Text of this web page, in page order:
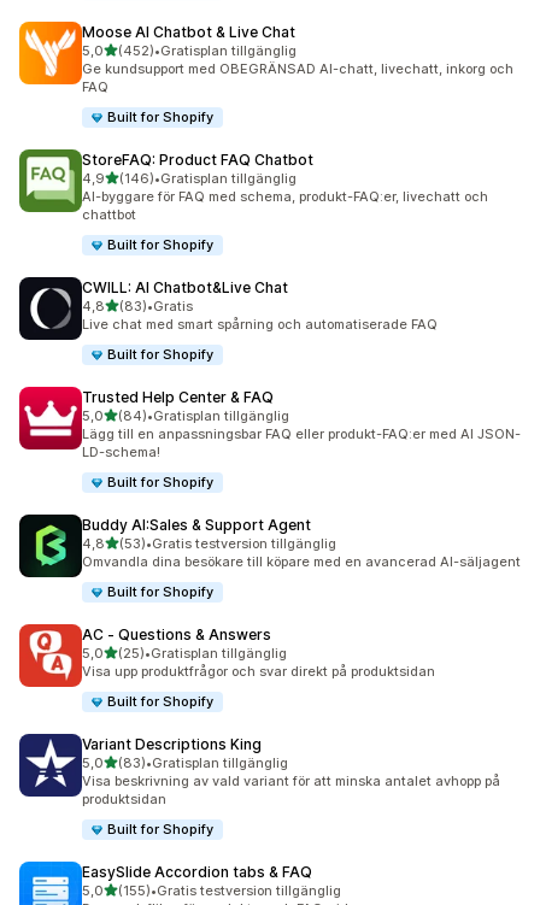
Moose AI Chatbot & Live Chat
5,0av 5 stjärnor
(452)
452 recensioner totalt
•Gratisplan tillgänglig
Ge kundsupport med OBEGRÄNSAD AI-chatt, livechatt, inkorg och
FAQ
Built for Shopify
StoreFAQ: Product FAQ Chatbot
4,9av 5 stjärnor
(146)
146 recensioner totalt
•Gratisplan tillgänglig
AI-byggare för FAQ med schema, produkt-FAQ:er, livechatt och
chattbot
Built for Shopify
CWILL: AI Chatbot&Live Chat
4,8av 5 stjärnor
(83)
83 recensioner totalt
•Gratis
Live chat med smart spårning och automatiserade FAQ
Built for Shopify
Trusted Help Center & FAQ
5,0av 5 stjärnor
(84)
84 recensioner totalt
•Gratisplan tillgänglig
Lägg till en anpassningsbar FAQ eller produkt-FAQ:er med AI JSON-
LD-schema!
Built for Shopify
Buddy AI:Sales & Support Agent
4,8av 5 stjärnor
(53)
53 recensioner totalt
•Gratis testversion tillgänglig
Omvandla dina besökare till köpare med en avancerad AI-säljagent
Built for Shopify
AC ‑ Questions & Answers
5,0av 5 stjärnor
(25)
25 recensioner totalt
•Gratisplan tillgänglig
Visa upp produktfrågor och svar direkt på produktsidan
Built for Shopify
Variant Descriptions King
5,0av 5 stjärnor
(83)
83 recensioner totalt
•Gratisplan tillgänglig
Visa beskrivning av vald variant för att minska antalet avhopp på
produktsidan
Built for Shopify
EasySlide Accordion tabs & FAQ
5,0av 5 stjärnor
(155)
155 recensioner totalt
•Gratis testversion tillgänglig